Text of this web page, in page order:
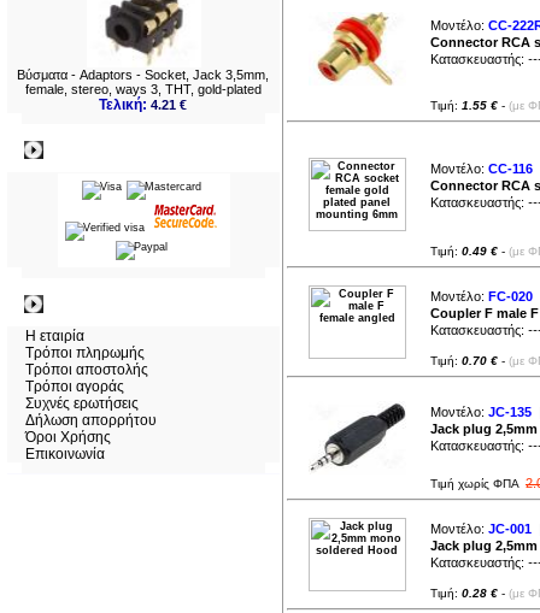
Βύσματα - Adaptors - Socket, Jack 3,5mm,
female, stereo, ways 3, THT, gold-plated
Τελική:4.21 €
Η εταιρία
Τρόποι πληρωμής
Τρόποι αποστολής
Τρόποι αγοράς
Συχνές ερωτήσεις
Δήλωση απορρήτου
Όροι Χρήσης
Επικοινωνία
Μοντέλο: CC-
Connector RCA
Κατασκευαστής:
Τιμή: 1.55 € - (με
Μοντέλο: CC-116
Connector RCA
Κατασκευαστής:
Τιμή: 0.49 € - (με
Μοντέλο: FC-020
Coupler F male
Κατασκευαστής:
Τιμή: 0.70 € - (με
Μοντέλο: JC-135
Jack plug
Κατασκευαστής:
Τιμή χωρίς ΦΠΑ
Μοντέλο: JC-001
Jack plug
Κατασκευαστής:
Τιμή: 0.28 € - (με